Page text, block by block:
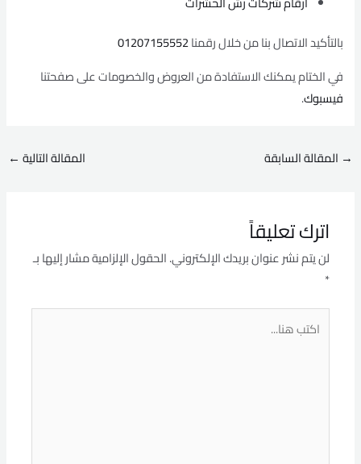
بالتأكيد الاتصال بنا من خلال رقمنا01207155552
في الختام يمكنك الاستفادة من العروض والخصومات على صفحتنا
فيسبوك.
→ المقالة السابقة المقالة التالية ←
اترك تعليقاً
لن يتم نشر عنوان بريدك الإلكتروني.الحقول الإلزامية مشار إليها بـ
*
هنا...